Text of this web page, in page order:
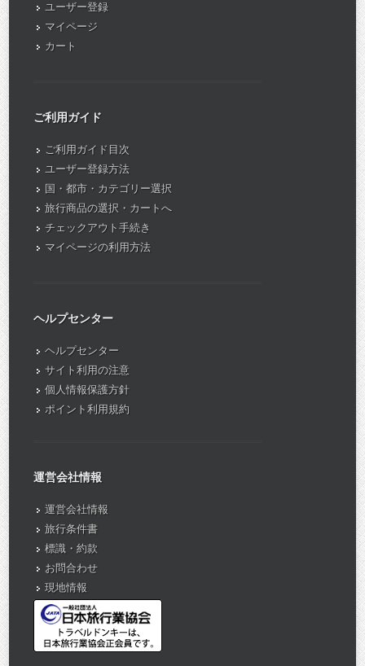
ユーザー登録
マイページ
カート
ご利用ガイド
ご利用ガイド目次
ユーザー登録方法
国・都市・カテゴリー選択
旅行商品の選択・カートへ
チェックアウト手続き
マイページの利用方法
ヘルプセンター
ヘルプセンター
サイト利用の注意
個人情報保護方針
ポイント利用規約
運営会社情報
運営会社情報
旅行条件書
標識・約款
お問合わせ
現地情報